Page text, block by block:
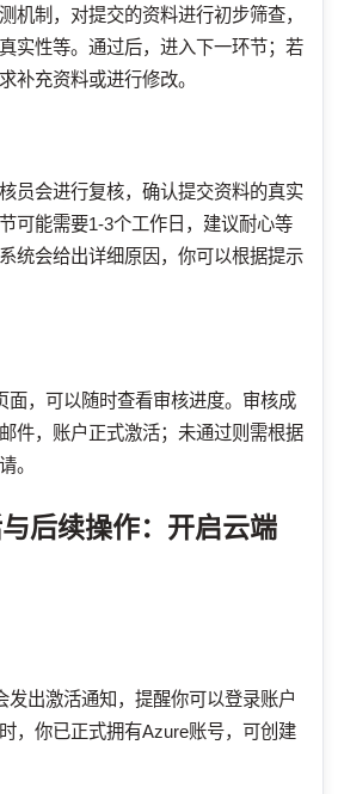
机制，对提交的资料进行初步筛查，
实性等。通过后，进入下一环节；若
补充资料或进行修改。
员会进行复核，确认提交资料的真实
可能需要1-3个工作日，建议耐心等
统会给出详细原因，你可以根据提示
面，可以随时查看审核进度。审核成
件，账户正式激活；未通过则需根据
。
后续操作：开启云端
发出激活通知，提醒你可以登录账户
，你已正式拥有Azure账号，可创建